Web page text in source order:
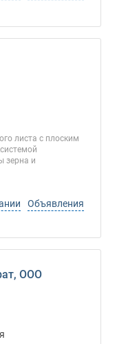
листа с плоским
зерна и
Объявления
ООО